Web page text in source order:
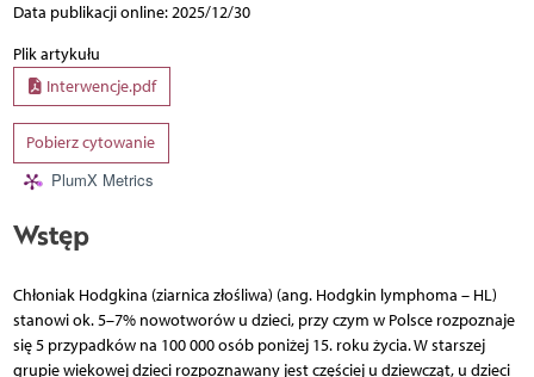
Data publikacji online: 2025/12/30
Plik artykułu
Interwencje.pdf
Pobierz cytowanie
PlumX Metrics
Wstęp
Chłoniak Hodgkina (ziarnica złośliwa) (ang. Hodgkin lymphoma – HL)
stanowi ok. 5–7% nowotworów u dzieci, przy czym w Polsce rozpoznaje
się 5 przypadków na 100 000 osób poniżej 15. roku życia. W starszej
grupie wiekowej dzieci rozpoznawany jest częściej u dziewcząt, u dzieci